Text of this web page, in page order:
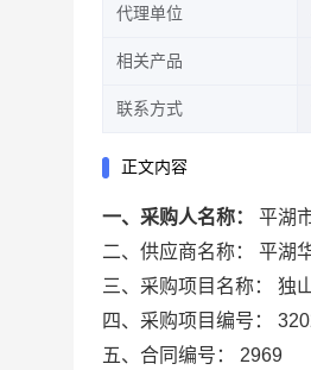
代理单位
相关产品
联系方式
正文内容
一、采购人名称：
平湖
二、供应商名称：
平湖
三、采购项目名称：
独
四、采购项目编号：
五、合同编号：
2969